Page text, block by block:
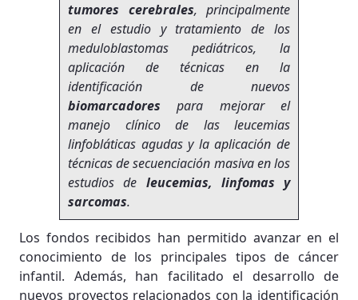
tumores cerebrales, principalmente
en el estudio y tratamiento de los
meduloblastomas pediátricos, la
aplicación de técnicas en la
identificación de nuevos
biomarcadores para mejorar el
manejo clínico de las leucemias
linfobláticas agudas y la aplicación de
técnicas de secuenciación masiva en los
estudios de leucemias, linfomas y
sarcomas.
Los fondos recibidos han permitido avanzar en el
conocimiento de los principales tipos de cáncer
infantil. Además, han facilitado el desarrollo de
nuevos proyectos relacionados con la identificación